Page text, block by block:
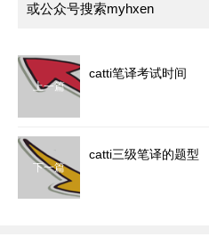
或公众号搜索myhxen
上一篇
catti笔译考试时间
下一篇
catti三级笔译的题型